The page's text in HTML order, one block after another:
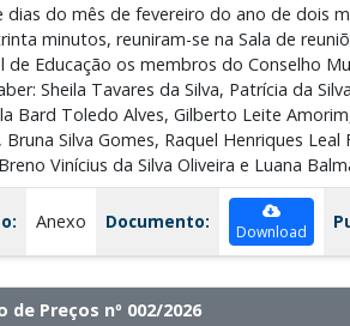
dias do mês de fevereiro do ano de dois
minutos, reuniram-se na Sala de
de Educação os membros do Conselho
Sheila Tavares da Silva, Patrícia da
Bard Toledo Alves, Gilberto Leite
Silva Gomes, Raquel Henriques Leal
Vinícius da Silva Oliveira e Luana
Anexo Documento: Download
Preços nº 002/2026